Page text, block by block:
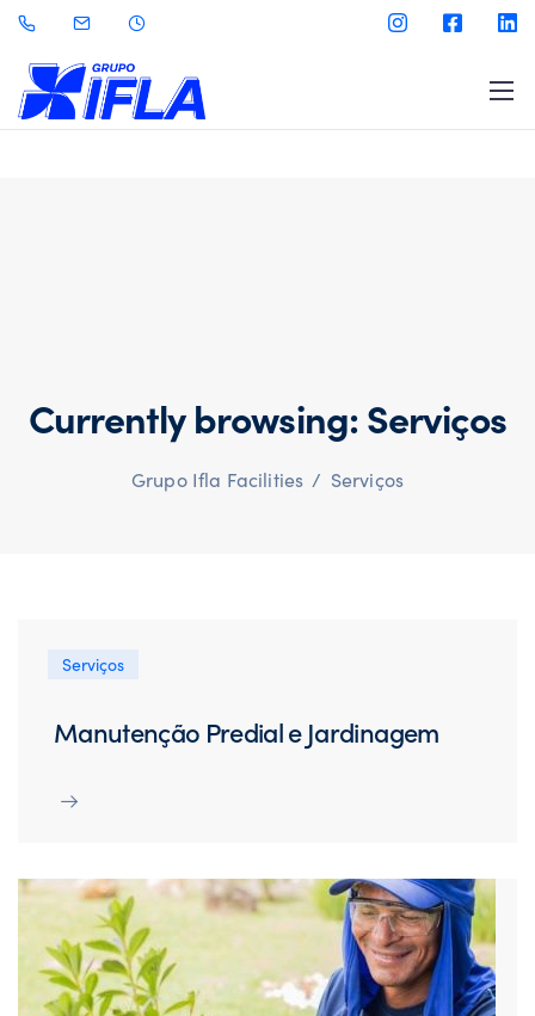
Currently browsing: Serviços
Grupo Ifla Facilities / Serviços
Serviços
Manutenção Predial e Jardinagem